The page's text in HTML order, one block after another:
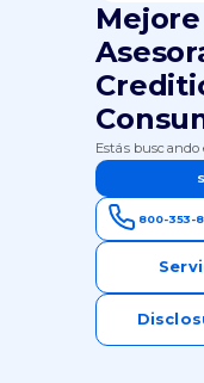
Estás
800-353-